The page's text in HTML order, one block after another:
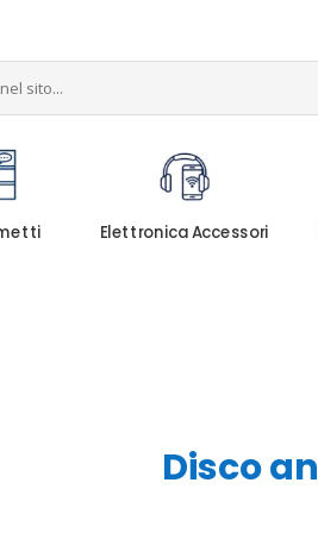
Elettronica Accessori
Disco